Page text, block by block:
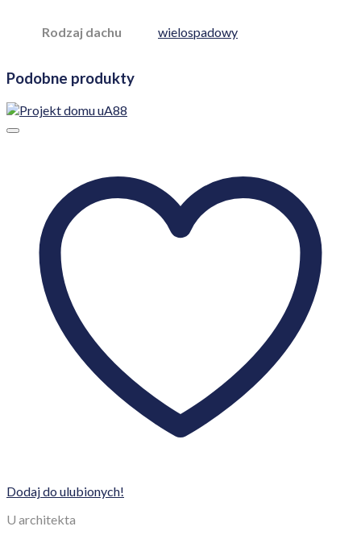
Rodzaj dachu wielospadowy
Podobne produkty
Dodaj do ulubionych!
U architekta